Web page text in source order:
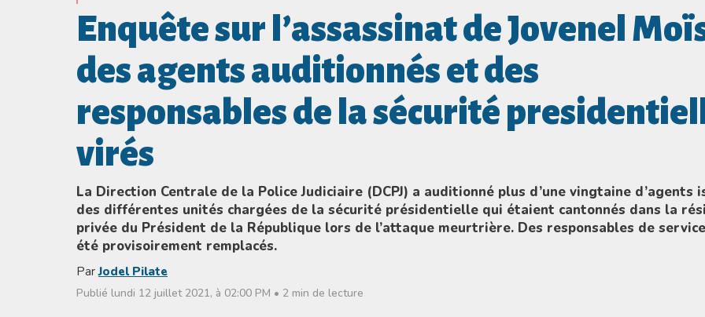
Enquête sur l’assassinat de Jovenel
des agents auditionnés et des
responsables de la sécurité
virés
La Direction Centrale de la Police Judiciaire (DCPJ) a auditionné plus d’une vingtaine d’agents
des différentes unités chargées de la sécurité présidentielle qui étaient cantonnés dans la
privée du Président de la République lors de l’attaque meurtrière. Des responsables de
été provisoirement remplacés.
ParJodel Pilate
Publié lundi 12 juillet 2021, à 02:00 PM • 2 min de lecture